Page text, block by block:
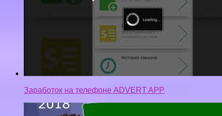
Заработок на телефоне ADVERT APP